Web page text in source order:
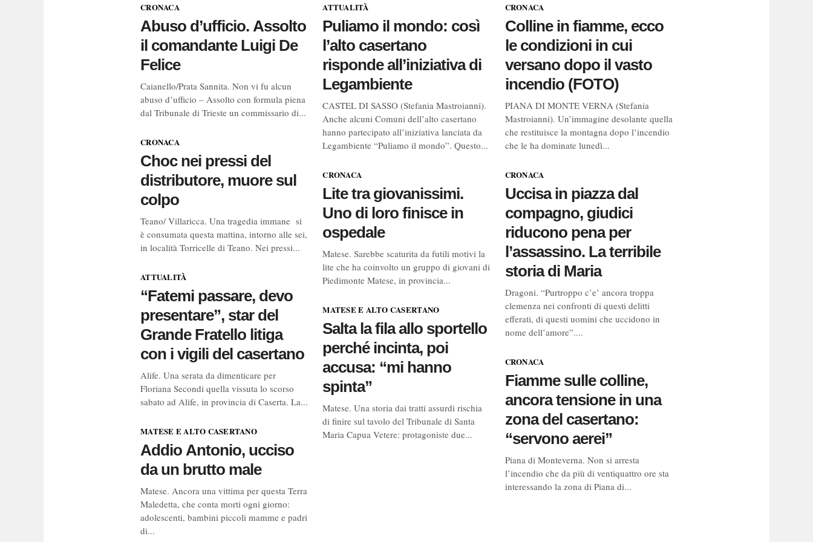
CRONACA
Abuso d’ufficio. Assolto
il comandante Luigi De
Felice
Caianello/Prata Sannita. Non vi fu alcun
abuso d’ufficio – Assolto con formula piena
dal Tribunale di Trieste un commissario di...
CRONACA
Choc nei pressi del
distributore, muore sul
colpo
Teano/ Villaricca. Una tragedia immane si
è consumata questa mattina, intorno alle sei,
in località Torricelle di Teano. Nei pressi...
ATTUALITÀ
“Fatemi passare, devo
presentare”, star del
Grande Fratello litiga
con i vigili del casertano
Alife. Una serata da dimenticare per
Floriana Secondi quella vissuta lo scorso
sabato ad Alife, in provincia di Caserta. La...
MATESE E ALTO CASERTANO
Addio Antonio, ucciso
da un brutto male
Matese. Ancora una vittima per questa Terra
Maledetta, che conta morti ogni giorno:
adolescenti, bambini piccoli mamme e padri
di...
ATTUALITÀ
Puliamo il mondo: così
l’alto casertano
risponde all’iniziativa di
Legambiente
CASTEL DI SASSO (Stefania Mastroianni).
Anche alcuni Comuni dell’alto casertano
hanno partecipato all’iniziativa lanciata da
Legambiente “Puliamo il mondo”. Questo...
CRONACA
Lite tra giovanissimi.
Uno di loro finisce in
ospedale
Matese. Sarebbe scaturita da futili motivi la
lite che ha coinvolto un gruppo di giovani di
Piedimonte Matese, in provincia...
MATESE E ALTO CASERTANO
Salta la fila allo sportello
perché incinta, poi
accusa: “mi hanno
spinta”
Matese. Una storia dai tratti assurdi rischia
di finire sul tavolo del Tribunale di Santa
Maria Capua Vetere: protagoniste due...
CRONACA
Colline in fiamme, ecco
le condizioni in cui
versano dopo il vasto
incendio (FOTO)
PIANA DI MONTE VERNA (Stefania
Mastroianni). Un’immagine desolante quella
che restituisce la montagna dopo l’incendio
che le ha dominate lunedì...
CRONACA
Uccisa in piazza dal
compagno, giudici
riducono pena per
l’assassino. La terribile
storia di Maria
Dragoni. “Purtroppo c’e’ ancora troppa
clemenza nei confronti di questi delitti
efferati, di questi uomini che uccidono in
nome dell’amore”....
CRONACA
Fiamme sulle colline,
ancora tensione in una
zona del casertano:
“servono aerei”
Piana di Monteverna. Non si arresta
l’incendio che da più di ventiquattro ore sta
interessando la zona di Piana di...